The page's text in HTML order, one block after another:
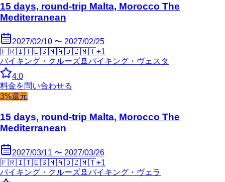
15 days, round-trip Malta, Morocco The
Mediterranean
2027/02/10 〜 2027/02/25
🇫🇷🇮🇹🇪🇸🇲🇦🇩🇿🇲🇹+1
バイキング・クルーズ🚢 バイキング・ヴェスタ
4.0
料金を問い合わせる
3%還元
15 days, round-trip Malta, Morocco The
Mediterranean
2027/03/11 〜 2027/03/26
🇫🇷🇮🇹🇪🇸🇲🇦🇩🇿🇲🇹+1
バイキング・クルーズ🚢 バイキング・ヴェラ